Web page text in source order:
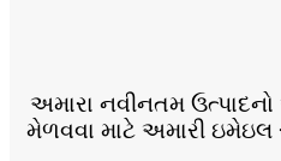
અમારા નવીનતમ ઉત્પાદનો
મેળવવા માટે અમારી ઇમેઇલ